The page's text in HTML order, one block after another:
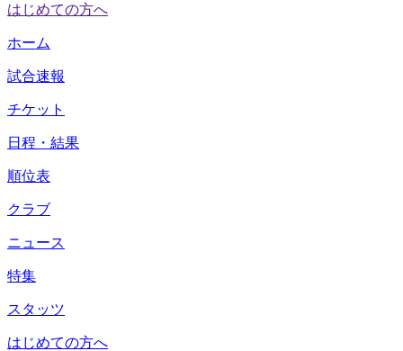
はじめての方へ
ホーム
試合速報
チケット
日程・結果
順位表
クラブ
ニュース
特集
スタッツ
はじめての方へ